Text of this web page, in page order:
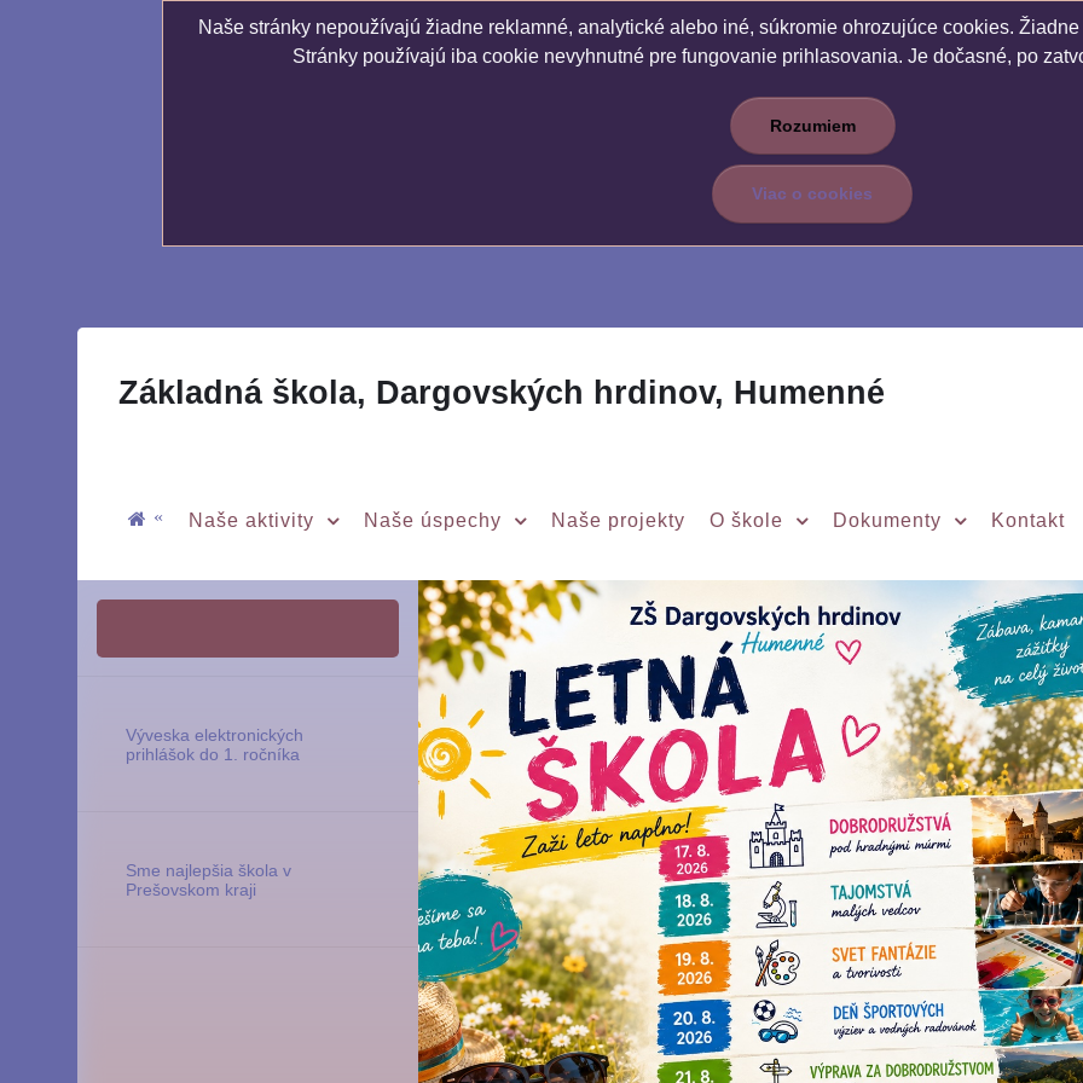
Naše stránky nepoužívajú žiadne reklamné, analytické alebo iné, súkromie ohrozujúce cookies.
Stránky používajú iba cookie nevyhnutné pre fungovanie prihlasovania. Je dočasné, po
Rozumiem
Viac o cookies
Základná škola, Dargovských hrdinov, Humenné
« Naše aktivity Naše úspechy Naše projekty O škole Dokumenty Kontakt
Výveska elektronických
prihlášok do 1. ročníka
Sme najlepšia škola v
Prešovskom kraji